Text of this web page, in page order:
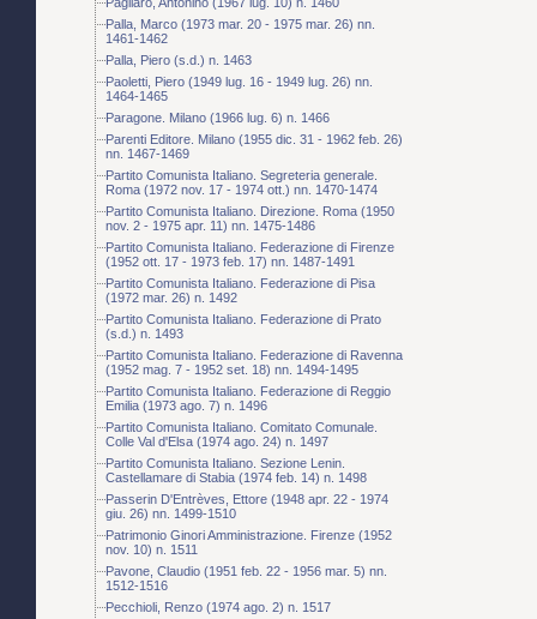
Palla, Marco (1973 mar. 20 - 1975 mar. 26) nn.
1461-1462
Palla, Piero (s.d.) n. 1463
Paoletti, Piero (1949 lug. 16 - 1949 lug. 26) nn.
1464-1465
Paragone. Milano (1966 lug. 6) n. 1466
Parenti Editore. Milano (1955 dic. 31 - 1962 feb. 26)
nn. 1467-1469
Partito Comunista Italiano. Segreteria generale.
Roma (1972 nov. 17 - 1974 ott.) nn. 1470-1474
Partito Comunista Italiano. Direzione. Roma (1950
nov. 2 - 1975 apr. 11) nn. 1475-1486
Partito Comunista Italiano. Federazione di Firenze
(1952 ott. 17 - 1973 feb. 17) nn. 1487-1491
Partito Comunista Italiano. Federazione di Pisa
(1972 mar. 26) n. 1492
Partito Comunista Italiano. Federazione di Prato
(s.d.) n. 1493
Partito Comunista Italiano. Federazione di Ravenna
(1952 mag. 7 - 1952 set. 18) nn. 1494-1495
Partito Comunista Italiano. Federazione di Reggio
Emilia (1973 ago. 7) n. 1496
Partito Comunista Italiano. Comitato Comunale.
Colle Val d'Elsa (1974 ago. 24) n. 1497
Partito Comunista Italiano. Sezione Lenin.
Castellamare di Stabia (1974 feb. 14) n. 1498
Passerin D'Entrèves, Ettore (1948 apr. 22 - 1974
giu. 26) nn. 1499-1510
Patrimonio Ginori Amministrazione. Firenze (1952
nov. 10) n. 1511
Pavone, Claudio (1951 feb. 22 - 1956 mar. 5) nn.
1512-1516
Pecchioli, Renzo (1974 ago. 2) n. 1517